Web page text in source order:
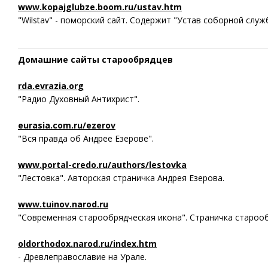
www.kopajglubze.boom.ru/ustav.htm
"Wilstav" - поморский сайт. Содержит "Устав соборной
Домашние сайты старообрядцев
rda.evrazia.org
"Радио Духовный Антихрист".
eurasia.com.ru/ezerov
"Вся правда об Андрее Езерове".
www.portal-credo.ru/authors/lestovka
"Лестовка". Авторская страничка Андрея Езерова.
www.tuinov.narod.ru
"Cовременная старообрядческая икона". Страничка
oldorthodox.narod.ru/index.htm
- Древлеправославие на Урале.